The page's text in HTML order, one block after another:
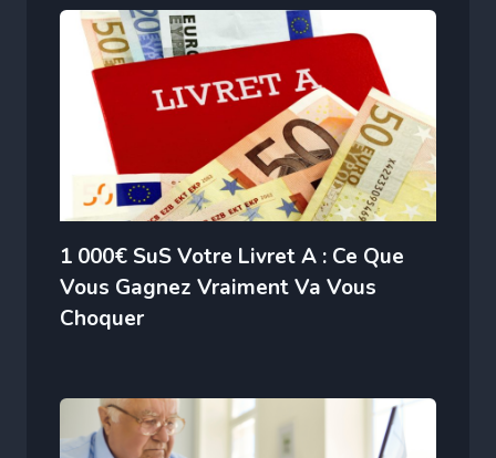
1 000€ SuS Votre Livret A : Ce Que
Vous Gagnez Vraiment Va Vous
Choquer